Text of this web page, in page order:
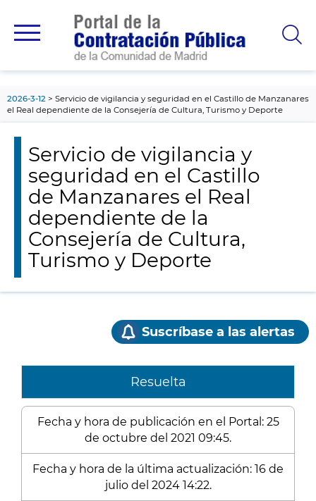
principal
2026-3-12
Servicio de vigilancia y seguridad en el Castillo de Manzanares
el Real dependiente de la Consejería de Cultura, Turismo y Deporte
Servicio de vigilancia y
seguridad en el Castillo
de Manzanares el Real
dependiente de la
Consejería de Cultura,
Turismo y Deporte
Suscríbase a las alertas
Resuelta
Fecha y hora de publicación en el Portal: 25
de octubre del 2021 09:45.
Fecha y hora de la última actualización: 16 de
julio del 2024 14:22.